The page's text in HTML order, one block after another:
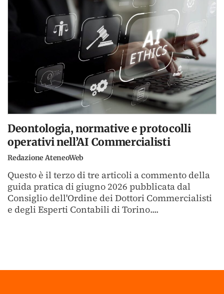
Deontologia, normative e protocolli
operativi nell’AI Commercialisti
Redazione AteneoWeb
Questo è il terzo di tre articoli a commento della
guida pratica di giugno 2026 pubblicata dal
Consiglio dell'Ordine dei Dottori Commercialisti
e degli Esperti Contabili di Torino....